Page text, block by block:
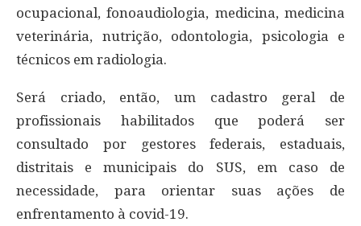
ocupacional, fonoaudiologia, medicina, medicina
veterinária, nutrição, odontologia, psicologia e
técnicos em radiologia.
Será criado, então, um cadastro geral de
profissionais habilitados que poderá ser
consultado por gestores federais, estaduais,
distritais e municipais do SUS, em caso de
necessidade, para orientar suas ações de
enfrentamento à covid-19.